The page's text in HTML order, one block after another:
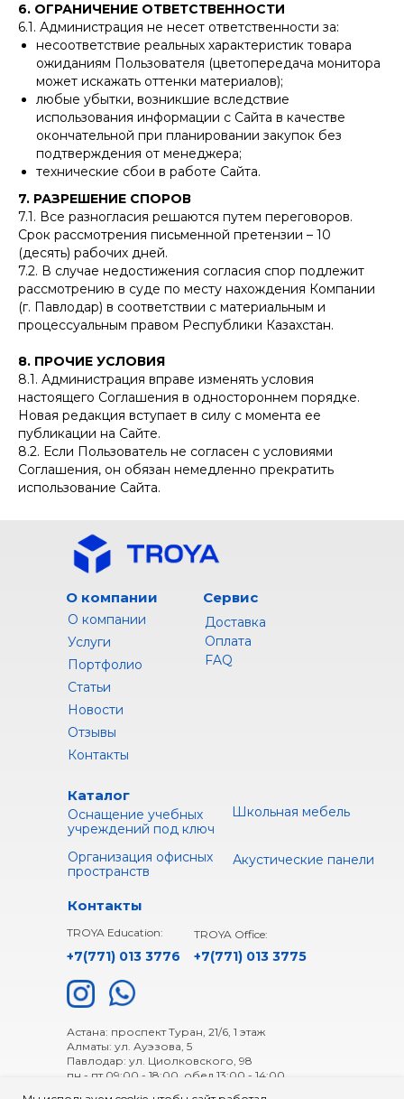
6. ОГРАНИЧЕНИЕ ОТВЕТСТВЕННОСТИ
6.1. Администрация не несет ответственности за:
несоответствие реальных характеристик товара
ожиданиям Пользователя (цветопередача монитора
может искажать оттенки материалов);
любые убытки, возникшие вследствие
использования информации с Сайта в качестве
окончательной при планировании закупок без
подтверждения от менеджера;
технические сбои в работе Сайта.
7. РАЗРЕШЕНИЕ СПОРОВ
7.1. Все разногласия решаются путем переговоров.
Срок рассмотрения письменной претензии – 10
(десять) рабочих дней.
7.2. В случае недостижения согласия спор подлежит
рассмотрению в суде по месту нахождения Компании
(г. Павлодар) в соответствии с материальным и
процессуальным правом Республики Казахстан.
8. ПРОЧИЕ УСЛОВИЯ
8.1. Администрация вправе изменять условия
настоящего Соглашения в одностороннем порядке.
Новая редакция вступает в силу с момента ее
публикации на Сайте.
8.2. Если Пользователь не согласен с условиями
Соглашения, он обязан немедленно прекратить
использование Сайта.
+7(771) 013 3776 +7(771) 013 3775
TROYA Education: TROYA Office:
Астана: проспект Туран, 21/6, 1 этаж
Алматы: ул. Ауэзова, 5
Павлодар: ул. Циолковского, 98
пн - пт 09:00 - 18:00, обед 13:00 - 14:00
О компании Сервис
Каталог
Контакты
Доставка
Оплата
FAQ
Школьная мебель
Организация офисных
пространств
Акустические панели
Оснащение учебных
учреждений под ключ
О компании
Услуги
Портфолио
Статьи
Новости
Отзывы
Контакты